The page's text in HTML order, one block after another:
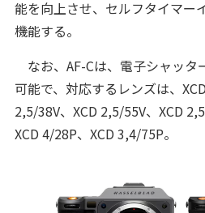
能を向上させ、セルフタイマー
機能する。
なお、AF-Cは、電子シャッタ
可能で、対応するレンズは、
2,5/38V、XCD 2,5/55V、XCD
XCD 4/28P、XCD 3,4/75P。